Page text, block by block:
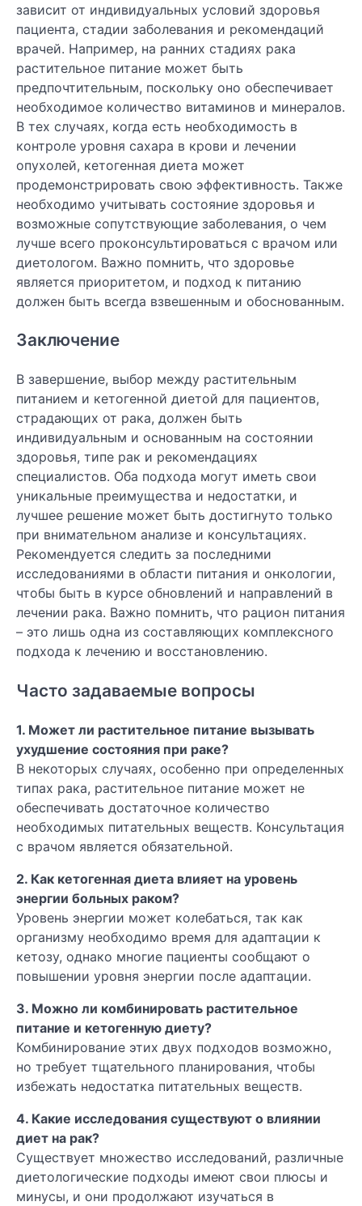
зависит от индивидуальных условий здоровья
пациента, стадии заболевания и рекомендаций
врачей. Например, на ранних стадиях рака
растительное питание может быть
предпочтительным, поскольку оно обеспечивает
необходимое количество витаминов и минералов.
В тех случаях, когда есть необходимость в
контроле уровня сахара в крови и лечении
опухолей, кетогенная диета может
продемонстрировать свою эффективность. Также
необходимо учитывать состояние здоровья и
возможные сопутствующие заболевания, о чем
лучше всего проконсультироваться с врачом или
диетологом. Важно помнить, что здоровье
является приоритетом, и подход к питанию
должен быть всегда взвешенным и обоснованным.
Заключение
В завершение, выбор между растительным
питанием и кетогенной диетой для пациентов,
страдающих от рака, должен быть
индивидуальным и основанным на состоянии
здоровья, типе рак и рекомендациях
специалистов. Оба подхода могут иметь свои
уникальные преимущества и недостатки, и
лучшее решение может быть достигнуто только
при внимательном анализе и консультациях.
Рекомендуется следить за последними
исследованиями в области питания и онкологии,
чтобы быть в курсе обновлений и направлений в
лечении рака. Важно помнить, что рацион питания
– это лишь одна из составляющих комплексного
подхода к лечению и восстановлению.
Часто задаваемые вопросы
1. Может ли растительное питание вызывать
ухудшение состояния при раке?
В некоторых случаях, особенно при определенных
типах рака, растительное питание может не
обеспечивать достаточное количество
необходимых питательных веществ. Консультация
с врачом является обязательной.
2. Как кетогенная диета влияет на уровень
энергии больных раком?
Уровень энергии может колебаться, так как
организму необходимо время для адаптации к
кетозу, однако многие пациенты сообщают о
повышении уровня энергии после адаптации.
3. Можно ли комбинировать растительное
питание и кетогенную диету?
Комбинирование этих двух подходов возможно,
но требует тщательного планирования, чтобы
избежать недостатка питательных веществ.
4. Какие исследования существуют о влиянии
диет на рак?
Существует множество исследований, различные
диетологические подходы имеют свои плюсы и
минусы, и они продолжают изучаться в